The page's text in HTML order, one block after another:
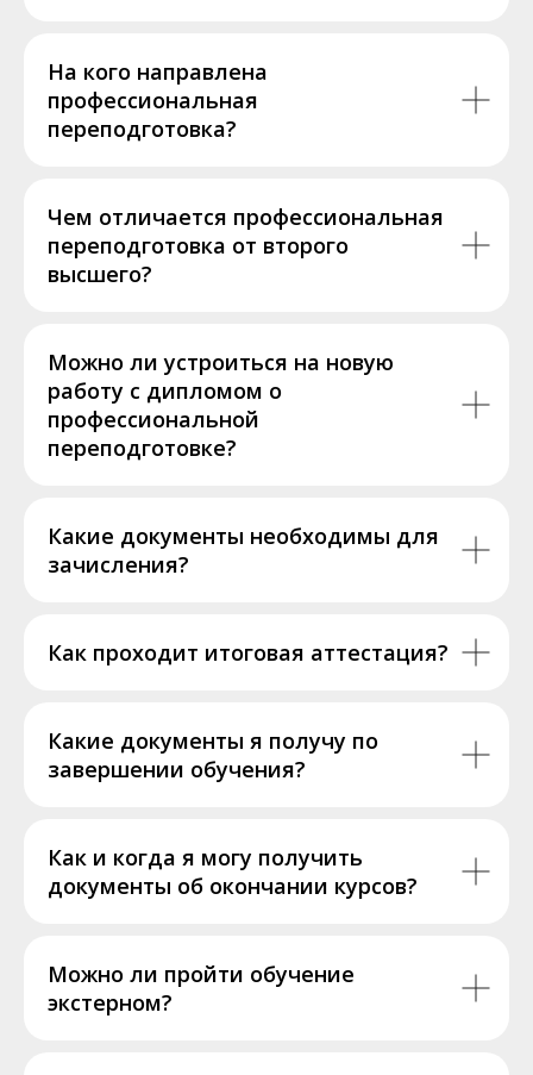
На кого направлена
профессиональная
переподготовка?
Чем отличается профессиональная
переподготовка от второго
высшего?
Можно ли устроиться на новую
работу с дипломом о
профессиональной
переподготовке?
Какие документы необходимы для
зачисления?
Как проходит итоговая аттестация?
Какие документы я получу по
завершении обучения?
Как и когда я могу получить
документы об окончании курсов?
Можно ли пройти обучение
экстерном?